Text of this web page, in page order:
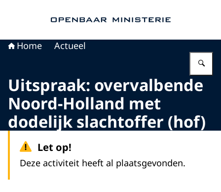
Home Actueel
Uitspraak: overvalbende
Noord-Holland met
dodelijk slachtoffer (hof)
Let op!
Deze activiteit heeft al plaatsgevonden.